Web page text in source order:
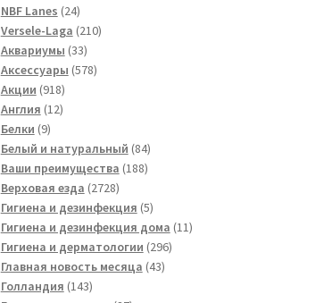
NBF Lanes 2424
товара
Versele-Laga 210210
Аквариумы 3333
товара
Аксессуары 578578
Акции 918918
товаров
Англия 1212
Белки 99
товаров
Белый и натуральный 8484
товара
Ваши преимущества 188188
Верховая езда 27282728
товаров
Гигиена и дезинфекция 55
товаров
Гигиена и дезинфекция дома 1111
Гигиена и дерматологии 296296
Главная новость месяца 4343
Голландия 143143